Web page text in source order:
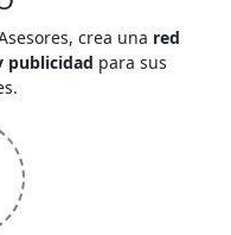
crea una red
publicidad para sus